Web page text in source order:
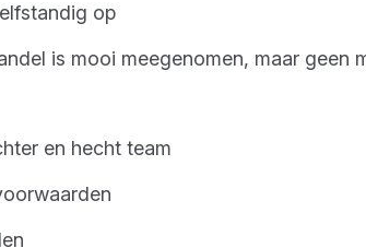
op
is mooi meegenomen, maar geen
en hecht team